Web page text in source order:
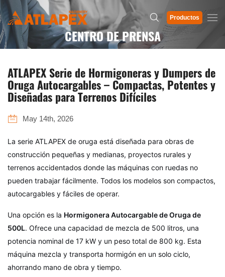
Productos
CENTRO DE PRENSA
ATLAPEX Serie de Hormigoneras y Dumpers de
Oruga Autocargables – Compactas, Potentes y
Diseñadas para Terrenos Difíciles
May 14th, 2026
La serie ATLAPEX de oruga está diseñada para obras de
construcción pequeñas y medianas, proyectos rurales y
terrenos accidentados donde las máquinas con ruedas no
pueden trabajar fácilmente. Todos los modelos son compactos,
autocargables y fáciles de operar.
Una opción es la Hormigonera Autocargable de Oruga de
500L. Ofrece una capacidad de mezcla de 500 litros, una
potencia nominal de 17 kW y un peso total de 800 kg. Esta
máquina mezcla y transporta hormigón en un solo ciclo,
ahorrando mano de obra y tiempo.